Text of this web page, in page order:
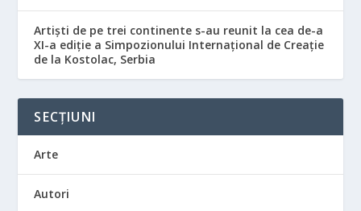
Artiști de pe trei continente s-au reunit la cea de-a
XI-a ediție a Simpozionului Internațional de Creație
de la Kostolac, Serbia
SECȚIUNI
Arte
Autori